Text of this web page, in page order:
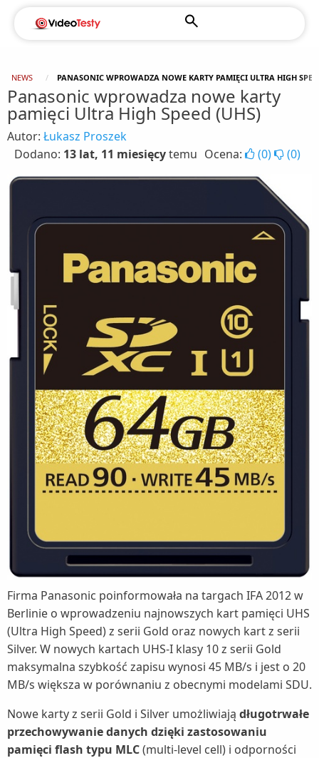
NEWS PANASONIC WPROWADZA NOWE KARTY PAMIĘCI ULTRA HIGH
Panasonic wprowadza nowe karty
pamięci Ultra High Speed (UHS)
Autor: Łukasz Proszek
Dodano: 13 lat, 11 miesięcytemu Ocena: (0) (0)
Firma Panasonic poinformowała na targach IFA 2012 w
Berlinie o wprowadzeniu najnowszych kart pamięci UHS
(Ultra High Speed) z serii Gold oraz nowych kart z serii
Silver. W nowych kartach UHS-I klasy 10 z serii Gold
maksymalna szybkość zapisu wynosi 45 MB/s i jest o 20
MB/s większa w porównaniu z obecnymi modelami SDU.
Nowe karty z serii Gold i Silver umożliwiają długotrwałe
przechowywanie danych dzięki zastosowaniu
pamięci flash typu MLC(multi-level cell) i odporności